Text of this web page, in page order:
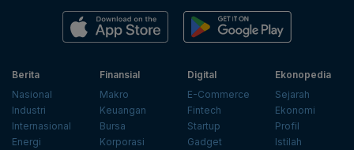
Berita
Nasional
Industri
Internasional
Energi
Finansial
Makro
Keuangan
Bursa
Korporasi
Digital
E-Commerce
Fintech
Startup
Gadget
Ekonopedia
Sejarah
Ekonomi
Profil
Istilah